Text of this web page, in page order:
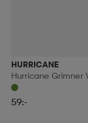
HURRICANE
Hurricane Grimner
59:-